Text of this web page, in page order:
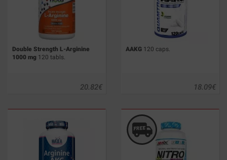
Double Strength L-Arginine
1000 mg 120 tabls.
€
20.82
AAKG 120 caps.
€
18.09